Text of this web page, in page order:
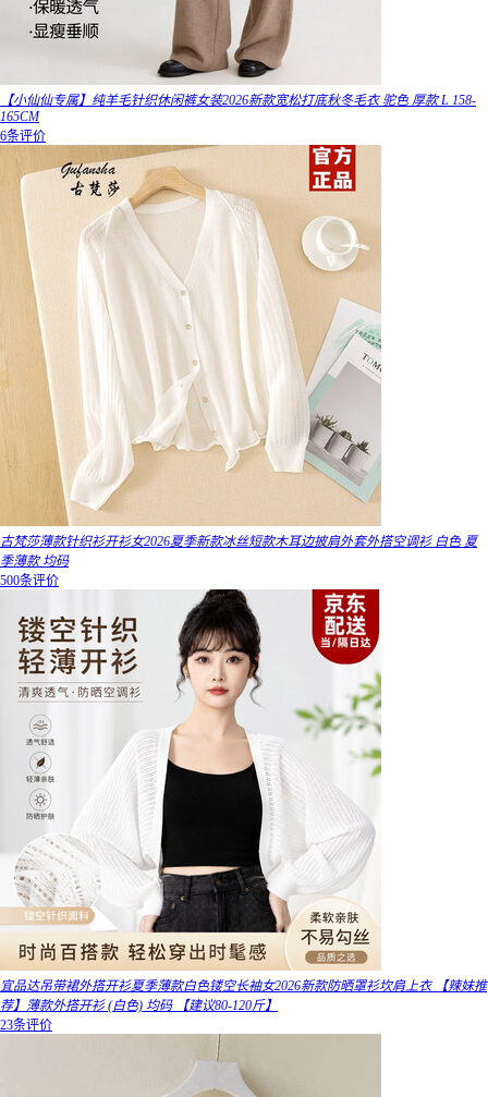
【小仙仙专属】纯羊毛针织休闲裤女装2026新款宽松打底秋冬毛衣 驼色 厚款 L 158-
165CM
6条评价
古梵莎薄款针织衫开衫女2026夏季新款冰丝短款木耳边披肩外套外搭空调衫 白色 夏
季薄款 均码
500条评价
宜品达吊带裙外搭开衫夏季薄款白色镂空长袖女2026新款防晒罩衫坎肩上衣 【辣妹推
荐】薄款外搭开衫 (白色) 均码 【建议80-120斤】
23条评价